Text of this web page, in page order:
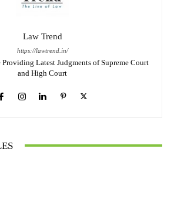
Law Trend
https://lawtrend.in/
Providing Latest Judgments of Supreme Court
and High Court